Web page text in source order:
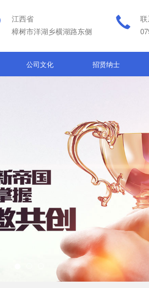
江西省
樟树市洋湖乡横湖路东侧
公司文化 招贤纳士